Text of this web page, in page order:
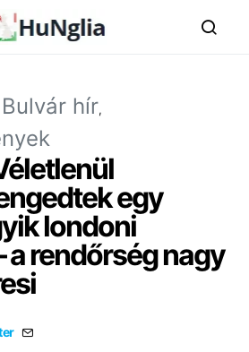
Bulvár hír
egy
londoni
a rendőrség nagy